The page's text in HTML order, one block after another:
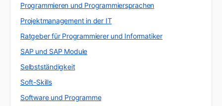
Programmieren und Programmiersprachen
Projektmanagement in der IT
Ratgeber für Programmierer und Informatiker
SAP und SAP Module
Selbstständigkeit
Soft-Skills
Software und Programme